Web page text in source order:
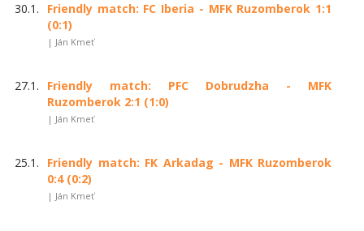
30.1.
Friendly match: FC Iberia - MFK Ruzomberok 1:1
(0:1)
| Ján Kmeť
27.1.
Friendly match: PFC Dobrudzha - MFK
Ruzomberok 2:1 (1:0)
| Ján Kmeť
25.1.
Friendly match: FK Arkadag - MFK Ruzomberok
0:4 (0:2)
| Ján Kmeť